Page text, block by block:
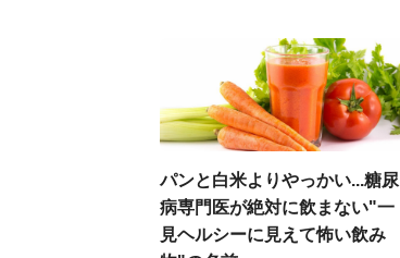
パンと白米よりやっかい...糖尿
病専門医が絶対に飲まない"一
見ヘルシーに見えて怖い飲み